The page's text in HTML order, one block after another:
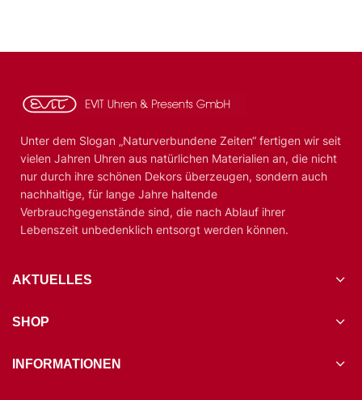
Unter dem Slogan „Naturverbundene Zeiten“ fertigen wir seit
vielen Jahren Uhren aus natürlichen Materialien an, die nicht
nur durch ihre schönen Dekors überzeugen, sondern auch
nachhaltige, für lange Jahre haltende
Verbrauchgegenstände sind, die nach Ablauf ihrer
Lebenszeit unbedenklich entsorgt werden können.
AKTUELLES
SHOP
INFORMATIONEN